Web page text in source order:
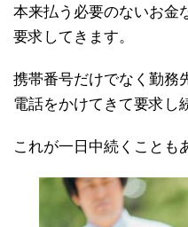
本来払う必要のないお金
要求してきます。
携帯番号だけでなく勤務
電話をかけてきて要求し
これが一日中続くことも